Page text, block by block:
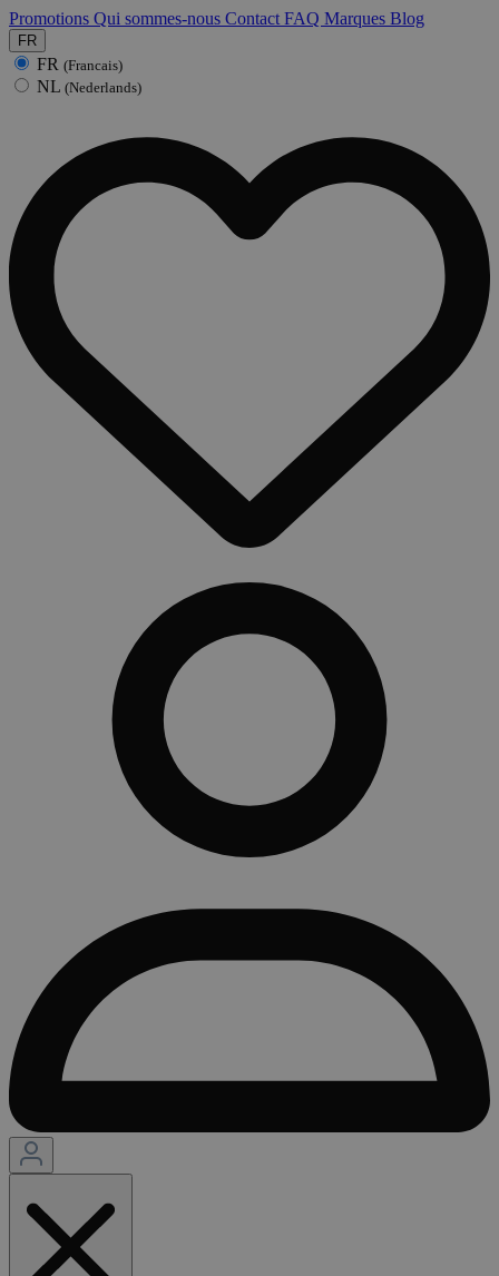
Promotions Qui sommes-nous Contact FAQ Marques Blog
FR
FR (Francais)
NL (Nederlands)